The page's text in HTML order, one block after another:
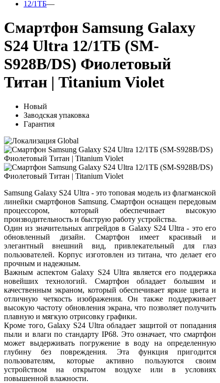
12/1ТБ
Смартфон Samsung Galaxy
S24 Ultra 12/1ТБ (SM-
S928B/DS) Фиолетовый
Титан | Titanium Violet
Новый
Заводская упаковка
Гарантия
Samsung Galaxy S24 Ultra - это топовая модель из флагманской
линейки смартфонов Samsung. Смартфон оснащен передовым
процессором, который обеспечивает высокую
производительность и быструю работу устройства.
Один из значительных апгрейдов в Galaxy S24 Ultra - это его
обновленный дизайн. Смартфон имеет красивый и
элегантный внешний вид, привлекательный для глаз
пользователей. Корпус изготовлен из титана, что делает его
прочным и надежным.
Важным аспектом Galaxy S24 Ultra является его поддержка
новейших технологий. Смартфон обладает большим и
качественным экраном, который обеспечивает яркие цвета и
отличную четкость изображения. Он также поддерживает
высокую частоту обновления экрана, что позволяет получить
плавную и мягкую отрисовку графики.
Кроме того, Galaxy S24 Ultra обладает защитой от попадания
пыли и влаги по стандарту IP68. Это означает, что смартфон
может выдерживать погружение в воду на определенную
глубину без повреждения. Эта функция пригодится
пользователям, которые активно пользуются своим
устройством на открытом воздухе или в условиях
повышенной влажности.